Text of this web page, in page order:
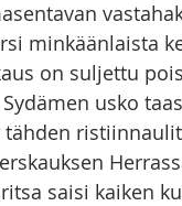
minkäänlaista
on suljettu
usko
saisi kaiken